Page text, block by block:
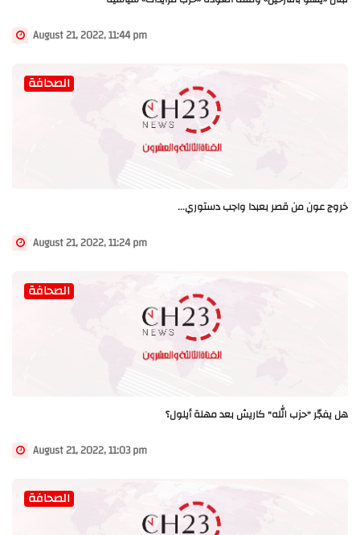
August 21, 2022, 11:44 pm
الصحافة
خروج عون من قصر بعبدا واجب دستوري...
August 21, 2022, 11:24 pm
الصحافة
هل يفجّر "حزب الله" كاريش بعد مهلة أيلول؟
August 21, 2022, 11:03 pm
الصحافة